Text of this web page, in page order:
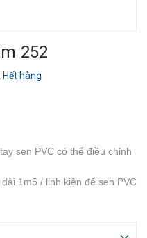
252
Hết hàng
sen PVC có thể điều chỉnh
1m5 / linh kiện đế sen PVC